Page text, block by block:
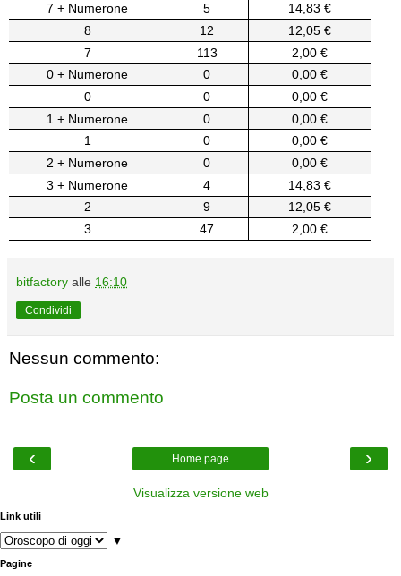
7 + Numerone
5
14,83 €
8
12
12,05 €
7
113
2,00 €
0 + Numerone
0
0,00 €
0
0
0,00 €
1 + Numerone
0
0,00 €
1
0
0,00 €
2 + Numerone
0
0,00 €
3 + Numerone
4
14,83 €
2
9
12,05 €
3
47 2,00 €
bitfactory alle 16:10
Condividi
Nessun commento:
Posta un commento
‹ ›
Home page
Visualizza versione web
Link utili
▼
Pagine